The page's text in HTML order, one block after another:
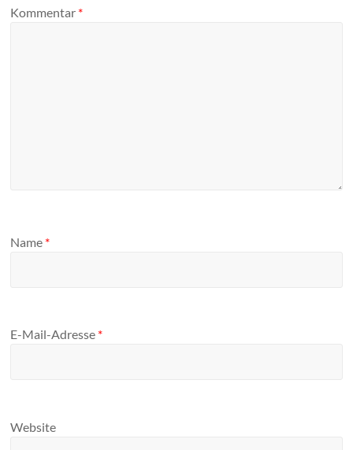
Kommentar *
Name *
E-Mail-Adresse *
Website